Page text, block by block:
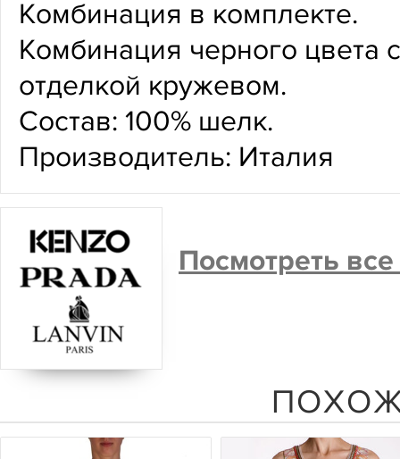
Комбинация в комплекте.
Комбинация черного цвета
отделкой кружевом.
Состав: 100% шелк.
Производитель: Италия
Посмотреть